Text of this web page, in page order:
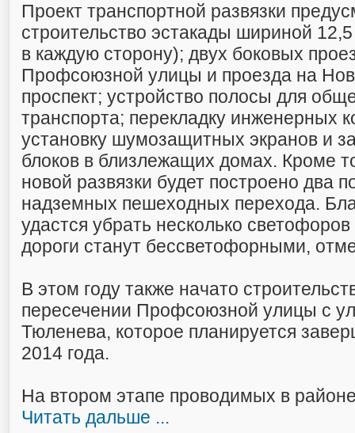
Проект транспортной развязки
строительство эстакады шириной
в каждую сторону); двух боковых
Профсоюзной улицы и проезда на
проспект; устройство полосы для
транспорта; перекладку инженерных
установку шумозащитных экранов и
блоков в близлежащих домах. Кроме
новой развязки будет построено два
надземных пешеходных перехода.
удастся убрать несколько
дороги станут бессветофорными,
В этом году также начато
пересечении Профсоюзной улицы с
Тюленева, которое планируется
2014 года.
На втором этапе проводимых в
Читать дальше ...